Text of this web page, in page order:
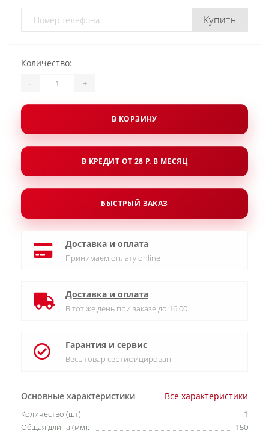
Купить
Основные характеристики Все характеристики
Количество (шт):
1
Общая длина (мм):
150
Количество:
- +
В КОРЗИНУ
В КРЕДИТ ОТ 28 Р. В МЕСЯЦ
БЫСТРЫЙ ЗАКАЗ
Доставка и оплата
Принимаем оплату online
Доставка и оплата
В тот же день при заказе до 16:00
Гарантия и сервис
Весь товар сертифицирован